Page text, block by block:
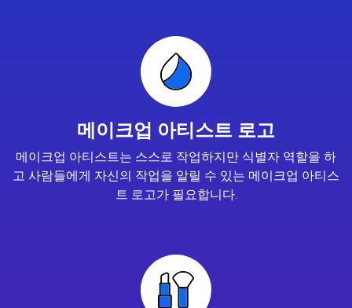
메이크업 아티스트 로고
메이크업 아티스트는 스스로 작업하지만 식별자 역할을 하
고 사람들에게 자신의 작업을 알릴 수 있는 메이크업 아티스
트 로고가 필요합니다.